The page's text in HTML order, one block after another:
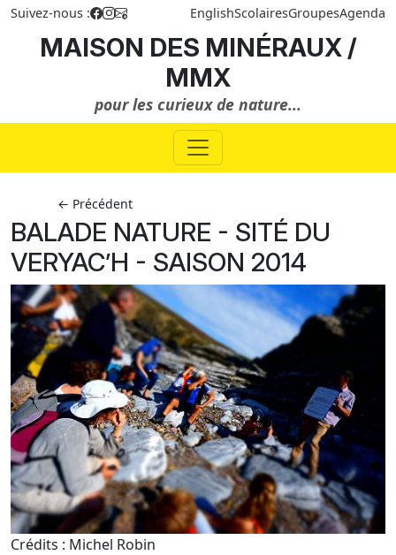
Suivez-nous : EnglishScolairesGroupesAgenda
MAISON DES MINÉRAUX /
MMX
pour les curieux de nature...
← Précédent
BALADE NATURE - SITÉ DU
VERYAC’H - SAISON 2014
Crédits : Michel Robin